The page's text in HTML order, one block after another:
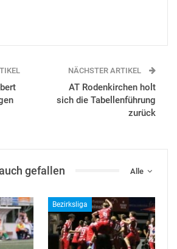
NÄCHSTER ARTIKEL
AT Rodenkirchen holt
sich die Tabellenführung
zurück
Alle
gefallen
Bezirksliga